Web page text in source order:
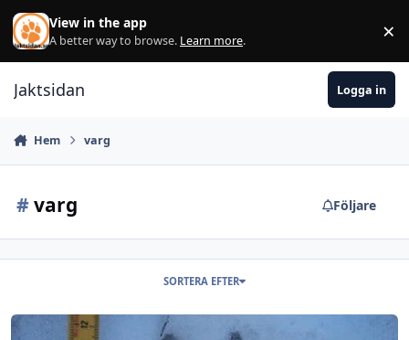
Hoppa till innehåll
View in the app
A better way to browse. Learn more. ×
Jaktsidan Logga in
Hem varg
# varg Följare
SORTERA EFTER
Vargobs i SKÅNE